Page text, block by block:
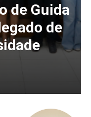
de Guida
de